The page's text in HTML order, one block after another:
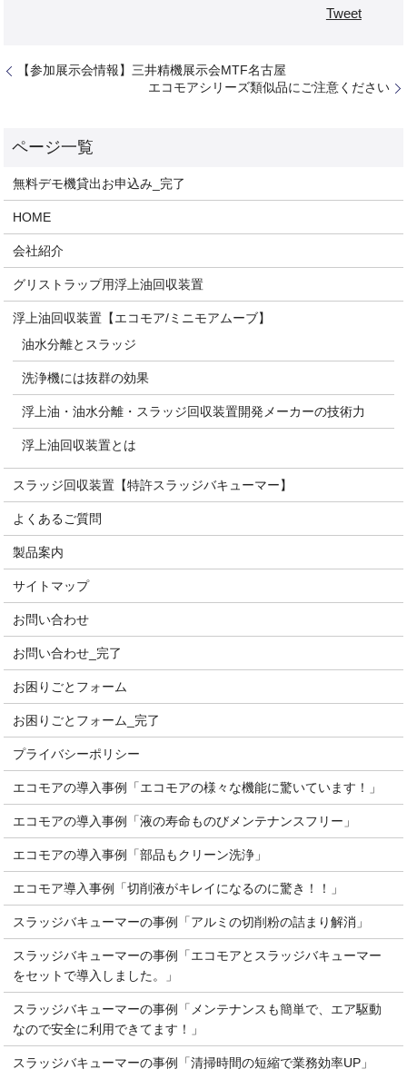
Tweet
【参加展示会情報】三井精機展示会MTF名古屋
エコモアシリーズ類似品にご注意ください
無料デモ機貸出お申込み_完了
HOME
会社紹介
グリストラップ用浮上油回収装置
浮上油回収装置【エコモア/ミニモアムーブ】
油水分離とスラッジ
洗浄機には抜群の効果
浮上油・油水分離・スラッジ回収装置開発メーカーの技術力
浮上油回収装置とは
スラッジ回収装置【特許スラッジバキューマー】
よくあるご質問
製品案内
サイトマップ
お問い合わせ
お問い合わせ_完了
お困りごとフォーム
お困りごとフォーム_完了
プライバシーポリシー
エコモアの導入事例「エコモアの様々な機能に驚いています！」
エコモアの導入事例「液の寿命ものびメンテナンスフリー」
エコモアの導入事例「部品もクリーン洗浄」
エコモア導入事例「切削液がキレイになるのに驚き！！」
スラッジバキューマーの事例「アルミの切削粉の詰まり解消」
スラッジバキューマーの事例「エコモアとスラッジバキューマー
をセットで導入しました。」
スラッジバキューマーの事例「メンテナンスも簡単で、エア駆動
なので安全に利用できてます！」
スラッジバキューマーの事例「清掃時間の短縮で業務効率UP」